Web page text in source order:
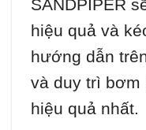
SANDPIPER
hiệu quả và
hướng dẫn
và duy trì bơm
hiệu quả nhất.